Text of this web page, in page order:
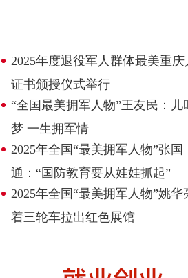
2025年度退役军人群体最美重
证书颁授仪式举行
“全国最美拥军人物”王友民：儿
梦 一生拥军情
2025年全国“最美拥军人物”张国
通：“国防教育要从娃娃抓起”
2025年全国“最美拥军人物”姚华
着三轮车拉出红色展馆